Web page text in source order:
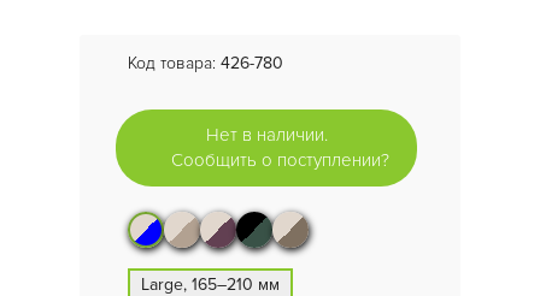
Код товара: 426-780
Нет в наличии.
Сообщить о поступлении?
Large, 165–210 мм